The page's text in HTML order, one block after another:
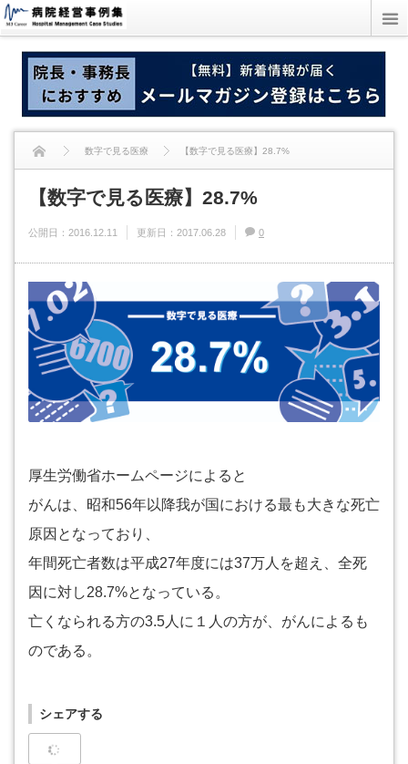
数字で見る医療 【数字で見る医療】28.7%
【数字で見る医療】28.7%
公開日： 2016.12.11 更新日： 2017.06.28 0
厚生労働省ホームページによると
がんは、昭和56年以降我が国における最も大きな死亡
原因となっており、
年間死亡者数は平成27年度には37万人を超え、全死
因に対し28.7%となっている。
亡くなられる方の3.5人に１人の方が、がんによるも
のである。
シェアする